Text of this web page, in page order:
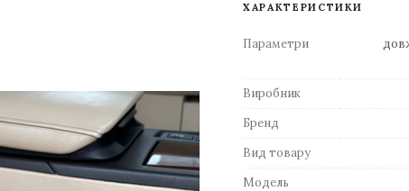
ХАРАКТЕРИСТИКИ
Параметри
Виробник
Бренд
Вид товару
Модель